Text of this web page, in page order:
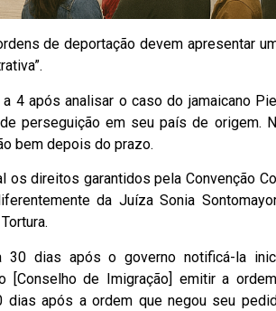
de deportação devem apresentar
4 após analisar o caso do jamaicano
perseguição em seu país de origem.
bem depois do prazo.
direitos garantidos pela Convenção
da Juíza Sonia
30 dias após o governo notificá-la
de Imigração] emitir a
após a ordem que negou seu